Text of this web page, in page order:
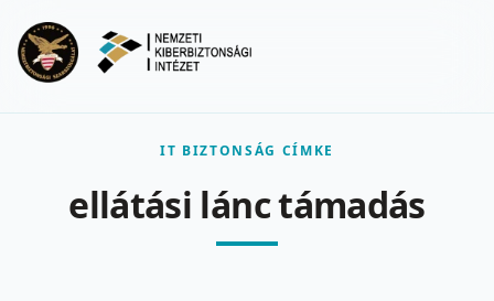
IT BIZTONSÁG CÍMKE
ellátási lánc támadás